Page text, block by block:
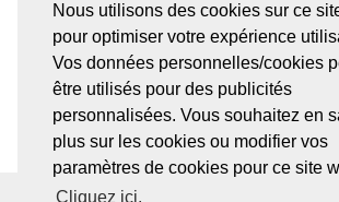
Nous utilisons des cookies sur ce
pour optimiser votre expérience
Vos données personnelles/cookies
être utilisés pour des publicités
personnalisées. Vous souhaitez en
plus sur les cookies ou modifier vos
paramètres de cookies pour ce site
Cliquez ici.
facebook linkedin